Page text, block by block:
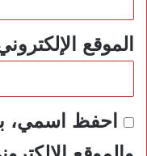
الموقع
احفظ اسمي،